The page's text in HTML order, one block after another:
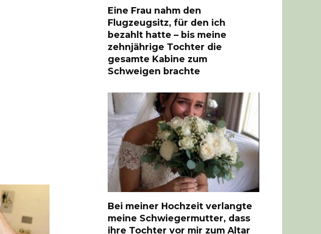
Eine Frau nahm den
Flugzeugsitz, für den ich
bezahlt hatte – bis meine
zehnjährige Tochter die
gesamte Kabine zum
Schweigen brachte
Bei meiner Hochzeit verlangte
meine Schwiegermutter, dass
ihre Tochter vor mir zum Altar